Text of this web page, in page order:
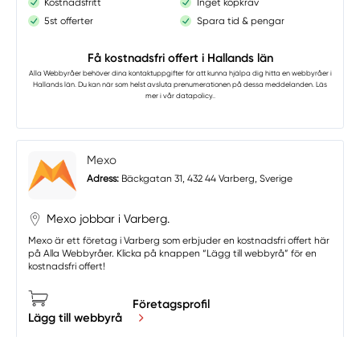
Kostnadsfritt
Inget köpkrav
5st offerter
Spara tid & pengar
Få kostnadsfri offert i Hallands län
Alla Webbyråerbehöver dina kontaktuppgifter för att kunna hjälpa dig hitta en webbyråer i
Hallands län. Du kan när som helst avsluta prenumerationen på dessa meddelanden. Läs
mer i vår datapolicy.
Mexo
Adress: Bäckgatan 31, 432 44 Varberg, Sverige
Mexo jobbar i Varberg.
Mexo är ett företag i Varberg som erbjuder en kostnadsfri offert här
på Alla Webbyråer. Klicka på knappen “Lägg till webbyrå” för en
kostnadsfri offert!
Lägg till webbyrå
Företagsprofil